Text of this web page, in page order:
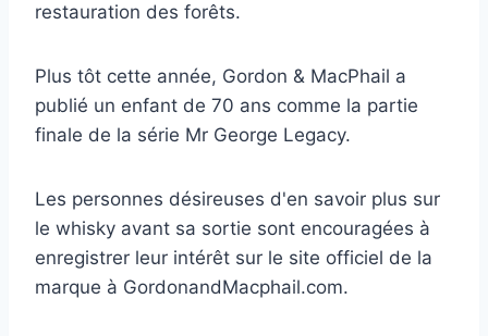
restauration des forêts.
Plus tôt cette année, Gordon & MacPhail a
publié un enfant de 70 ans comme la partie
finale de la série Mr George Legacy.
Les personnes désireuses d'en savoir plus sur
le whisky avant sa sortie sont encouragées à
enregistrer leur intérêt sur le site officiel de la
marque à GordonandMacphail.com.